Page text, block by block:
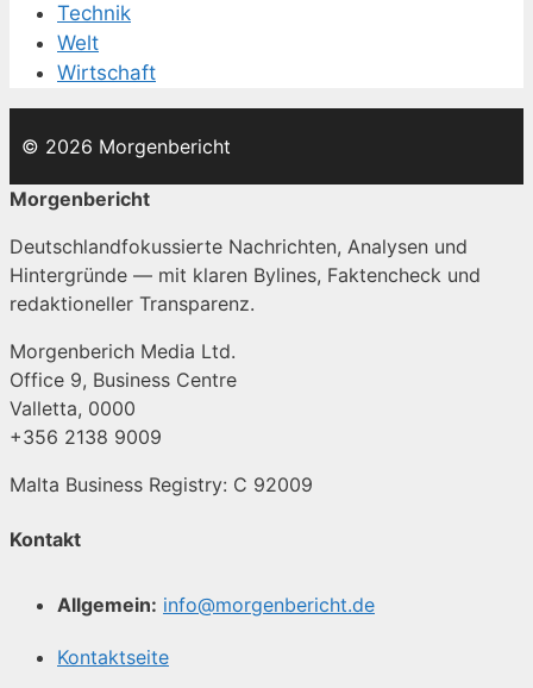
Technik
Welt
Wirtschaft
© 2026 Morgenbericht
Morgenbericht
Deutschlandfokussierte Nachrichten, Analysen und
Hintergründe — mit klaren Bylines, Faktencheck und
redaktioneller Transparenz.
Morgenberich Media Ltd.
Office 9, Business Centre
Valletta, 0000
+356 2138 9009
Malta Business Registry: C 92009
Kontakt
Allgemein: info@morgenbericht.de
Kontaktseite